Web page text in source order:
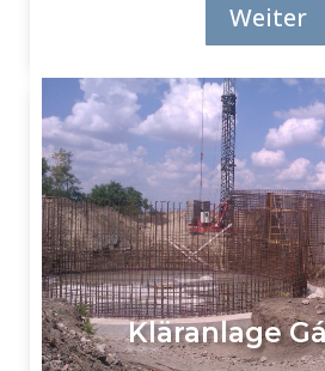
Weiter
Kläranlage